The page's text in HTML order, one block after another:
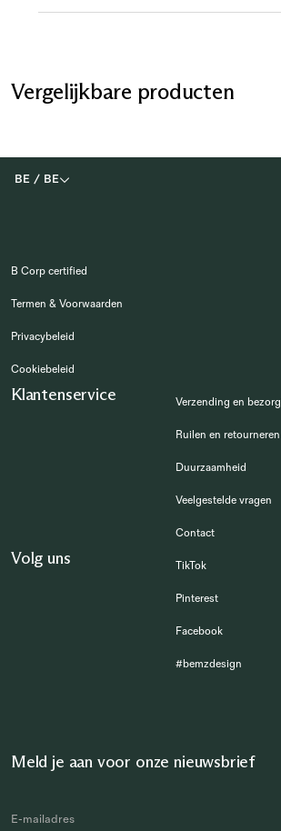
Vergelijkbare producten
BE / BE
B Corp certified
Termen & Voorwaarden
Privacybeleid
Cookiebeleid
Klantenservice Verzending en
Ruilen en retourneren
Duurzaamheid
Veelgestelde vragen
Contact
Volg uns TikTok
Pinterest
Facebook
#bemzdesign
Meld je aan voor onze nieuwsbrief